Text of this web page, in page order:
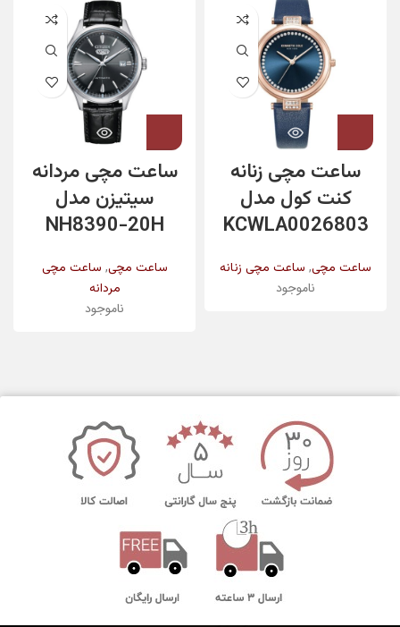
ساعت مچی زنانه
کنت کول مدل
KCWLA0026803
ساعت مچی, ساعت مچی زنانه
ناموجود
ساعت مچی مردانه
سیتیزن مدل
NH8390-20H
ساعت مچی, ساعت مچی
مردانه
ناموجود